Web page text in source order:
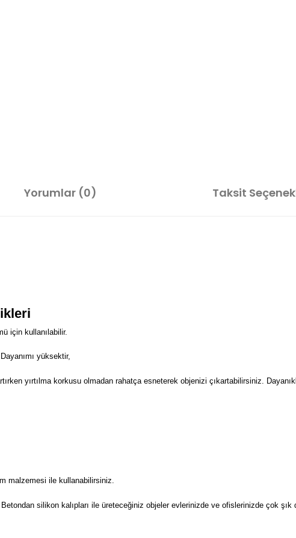
Yorumlar (0) Taksit
için kullanılabilir.
yüksektir,
yırtılma korkusu olmadan rahatça esneterek objenizi çıkartabilirsiniz.
malzemesi ile kullanabilirsiniz.
Betondan silikon kalıpları ile üreteceğiniz objeler evlerinizde ve ofislerinizde çok